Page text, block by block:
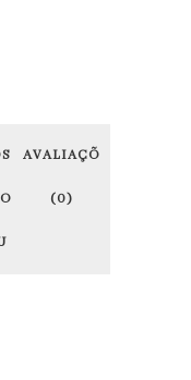
AVALIAÇÕES
(0)